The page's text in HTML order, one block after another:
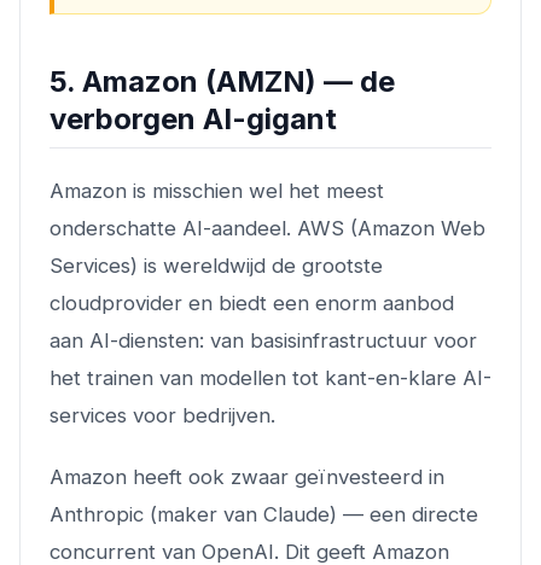
5. Amazon (AMZN) — de
verborgen AI-gigant
Amazon is misschien wel het meest
onderschatte AI-aandeel. AWS (Amazon Web
Services) is wereldwijd de grootste
cloudprovider en biedt een enorm aanbod
aan AI-diensten: van basisinfrastructuur voor
het trainen van modellen tot kant-en-klare AI-
services voor bedrijven.
Amazon heeft ook zwaar geïnvesteerd in
Anthropic (maker van Claude) — een directe
concurrent van OpenAI. Dit geeft Amazon